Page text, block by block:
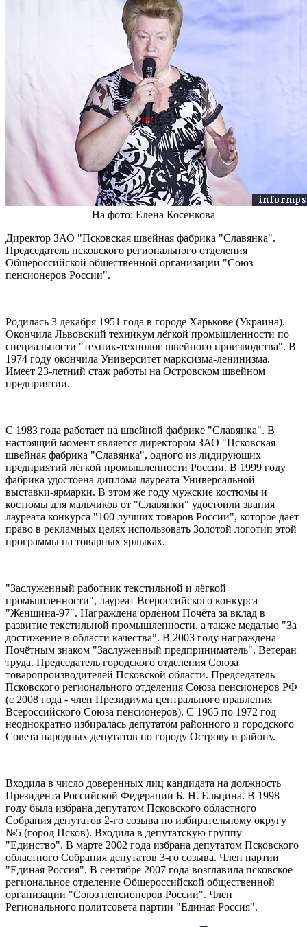
На фото: Елена Косенкова
Директор ЗАО "Псковская швейная фабрика "Славянка".
Председатель псковского регионального отделения
Общероссийской общественной организации "Союз
пенсионеров России".
Родилась 3 декабря 1951 года в городе Харькове (Украина).
Окончила Львовский техникум лёгкой промышленности по
специальности "техник-технолог швейного производства". В
1974 году окончила Университет марксизма-ленинизма.
Имеет 23-летний стаж работы на Островском швейном
предприятии.
С 1983 года работает на швейной фабрике "Славянка". В
настоящий момент является директором ЗАО "Псковская
швейная фабрика "Славянка", одного из лидирующих
предприятий лёгкой промышленности России. В 1999 году
фабрика удостоена диплома лауреата Универсальной
выставки-ярмарки. В этом же году мужские костюмы и
костюмы для мальчиков от "Славянки" удостоили звания
лауреата конкурса "100 лучших товаров России", которое даёт
право в рекламных целях использовать Золотой логотип этой
программы на товарных ярлыках.
"Заслуженный работник текстильной и лёгкой
промышленности", лауреат Всероссийского конкурса
"Женщина-97". Награждена орденом Почёта за вклад в
развитие текстильной промышленности, а также медалью "За
достижение в области качества". В 2003 году награждена
Почётным знаком "Заслуженный предприниматель". Ветеран
труда. Председатель городского отделения Союза
товаропроизводителей Псковской области. Председатель
Псковского регионального отделения Союза пенсионеров РФ
(с 2008 года - член Президиума центрального правления
Всероссийского Союза пенсионеров). С 1965 по 1972 год
неоднократно избиралась депутатом районного и городского
Совета народных депутатов по городу Острову и району.
Входила в число доверенных лиц кандидата на должность
Президента Российской Федерации Б. Н. Ельцина. В 1998
году была избрана депутатом Псковского областного
Собрания депутатов 2-го созыва по избирательному округу
№5 (город Псков). Входила в депутатскую группу
"Единство". В марте 2002 года избрана депутатом Псковского
областного Собрания депутатов 3-го созыва. Член партии
"Единая Россия". В сентябре 2007 года возглавила псковское
региональное отделение Общероссийской общественной
организации "Союз пенсионеров России". Член
Регионального политсовета партии "Единая Россия".